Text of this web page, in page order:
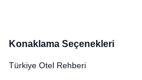
Konaklama Seçenekleri
Türkiye Otel Rehberi